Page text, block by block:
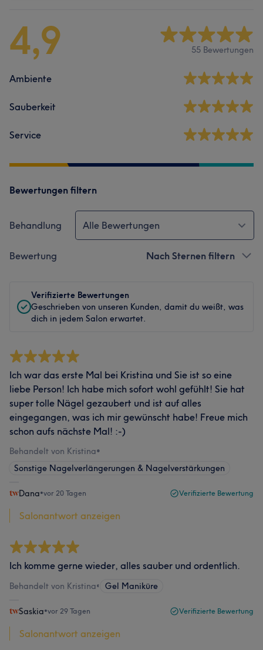
4,9 55 Bewertungen
Ambiente
Sauberkeit
Service
Bewertungen filtern
Behandlung Alle Bewertungen
Bewertung Nach Sternen filtern
Verifizierte Bewertungen
Geschrieben von unseren Kunden, damit du weißt, was
dich in jedem Salon erwartet.
Ich war das erste Mal bei Kristina und Sie ist so eine
liebe Person! Ich habe mich sofort wohl gefühlt! Sie hat
super tolle Nägel gezaubert und ist auf alles
eingegangen, was ich mir gewünscht habe! Freue mich
schon aufs nächste Mal! :-)
Behandelt von Kristina•
Sonstige Nagelverlängerungen & Nagelverstärkungen
Dana•vor 20 Tagen Verifizierte Bewertung
Salonantwort anzeigen
Ich komme gerne wieder, alles sauber und ordentlich.
Behandelt von Kristina• Gel Maniküre
Saskia•vor 29 Tagen Verifizierte Bewertung
Salonantwort anzeigen